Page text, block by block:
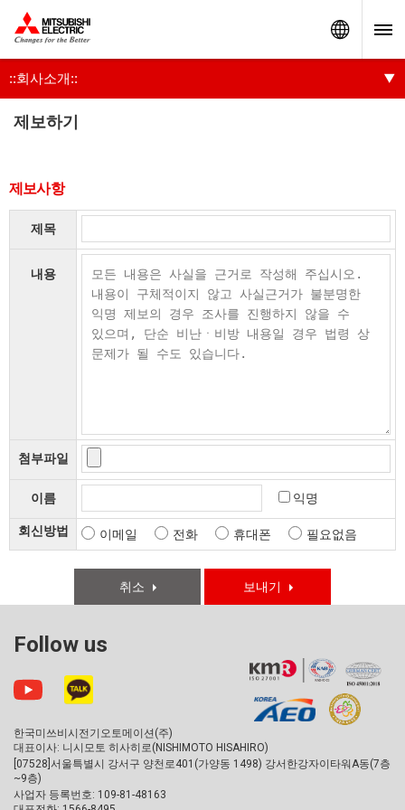
::회사소개::
제보하기
제보사항
제목
내용
첨부파일
이름 익명
회신방법 이메일 전화 휴대폰 필요없음
취소 보내기
Follow us
한국미쓰비시전기오토메이션(주)
대표이사: 니시모토 히사히로(NISHIMOTO HISAHIRO)
[07528]서울특별시 강서구 양천로401(가양동 1498) 강서한강자이타워A동(7층
~9층)
사업자 등록번호: 109-81-48163